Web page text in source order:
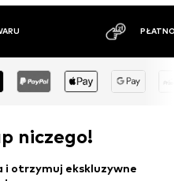
niczego!
i otrzymuj ekskluzywne